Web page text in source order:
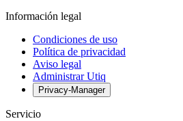
Información legal
Condiciones de uso
Política de privacidad
Aviso legal
Administrar Utiq
Privacy-Manager
Servicio